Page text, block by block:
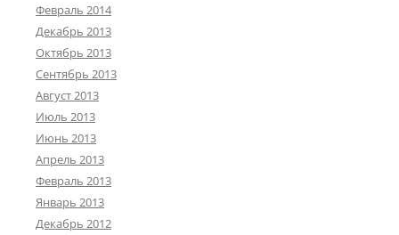
Февраль 2014
Декабрь 2013
Октябрь 2013
Сентябрь 2013
Август 2013
Июль 2013
Июнь 2013
Апрель 2013
Февраль 2013
Январь 2013
Декабрь 2012